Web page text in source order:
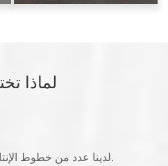
لماذا
لدينا عدد من خطوط الإنتاج الآلية بالكامل.